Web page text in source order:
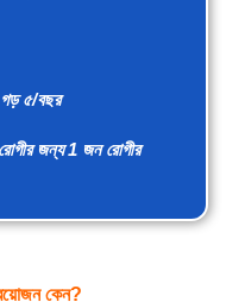
গড় ৫/বছর
জন্য 1 জন রোগীর
কেন?